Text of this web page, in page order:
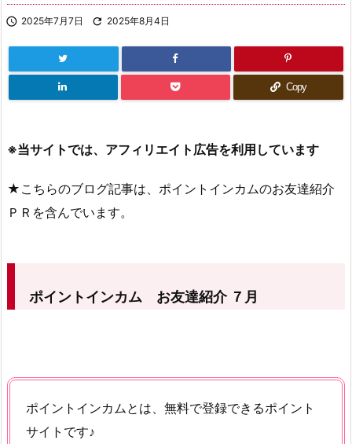
 2025年7月7日  2025年8月4日
Copy
※当サイトでは、アフィリエイト広告を利用しています
★こちらのブログ記事は、ポイントインカムのお友達紹介
ＰＲを含んでいます。
ポイントインカム お友達紹介 ７ 月
ポイントインカムとは、無料で登録できるポイント
サイトです♪